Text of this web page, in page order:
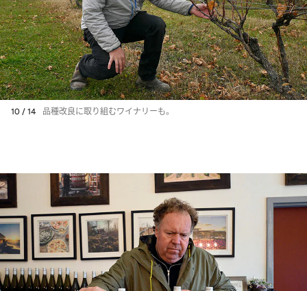
10 / 14 品種改良に取り組むワイナリーも。